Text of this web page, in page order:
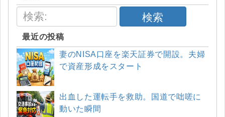
検索
最近の投稿
妻のNISA口座を楽天証券で開設。夫婦
で資産形成をスタート
出血した運転手を救助。国道で咄嗟に
動いた瞬間